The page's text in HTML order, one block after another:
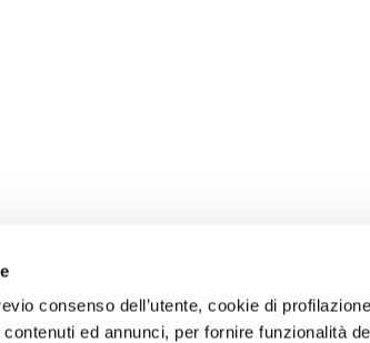
consenso dell’utente, cookie di
ed annunci, per fornire funzionalità